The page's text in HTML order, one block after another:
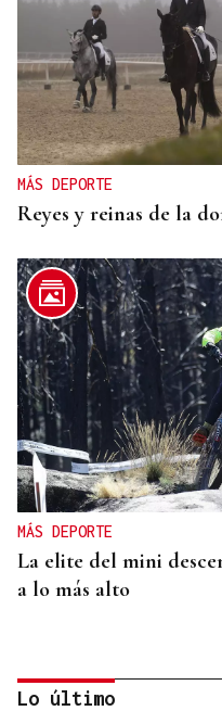
MÁS DEPORTE
Reyes y reinas de la
MÁS DEPORTE
La elite del mini
a lo más alto
Lo último